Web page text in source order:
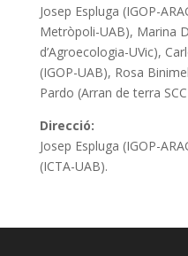
Josep Espluga (IGOP-
Metròpoli-UAB), Marina
d’Agroecologia-UVic),
(IGOP-UAB), Rosa
Pardo (Arran de terra
Direcció:
Josep Espluga (IGOP-
(ICTA-UAB).